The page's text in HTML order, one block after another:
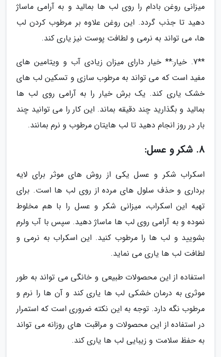
میزانی روغن بادام را روی لب ها بمالید و به آرامی ماساژ
دهید تا جذب گردد. این روغن علاوه بر مرطوب کردن لب
ها، می تواند به نرمی و لطافت پوست نیز یاری کند.
**7. خیار:** خیار دارای میزان زیادی آب و ویتامین های
مفید است که می تواند به مرطوب سازی و تسکین لب های
خشک یاری کند. یک برش خیار را به آرامی روی لب ها
بمالید و بگذارید چند دقیقه بماند. این کار را می توانید چند
بار در روز انجام دهید تا لب هایتان مرطوب و نرم بمانند.
8. شکر و عسل:
اسکراب شکر و عسل یکی از روش های موثر برای لایه
برداری و حذف سلول های مرده از روی لب ها است. برای
تهیه این اسکراب، میزانی شکر و عسل را با هم مخلوط
نموده و به آرامی روی لب ها ماساژ دهید. سپس با آب ولرم
بشویید و لب ها را مرطوب کنید. این اسکراب به نرمی و
لطافت لب ها یاری می نماید.
استفاده از این محصولات طبیعی و خانگی می تواند به طور
موثری به درمان خشکی لب ها یاری کند و آن ها را نرم و
مرطوب نگه دارد. توجه به این نکته ضروری است که استمرار
در استفاده از این محصولات و مراقبت های روزانه می تواند
به حفظ سلامت و زیبایی لب ها یاری کند.